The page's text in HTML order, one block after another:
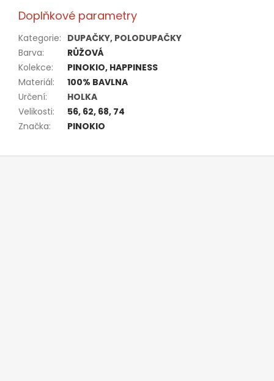
Doplňkové parametry
Kategorie: DUPAČKY, POLODUPAČKY
Barva:
RŮŽOVÁ
Kolekce:
PINOKIO, HAPPINESS
Materiál:
100% BAVLNA
Určení:
HOLKA
Velikosti:
56, 62, 68, 74
Značka: PINOKIO
Z